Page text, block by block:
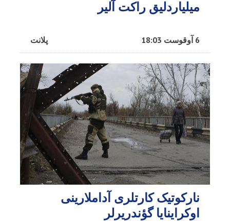
میلیاردلیق راکت آلیر
پلانت 6 آوقوست 18:03
نارکوتیک کارتلری آداملارینی
اوکراینایا گؤندریرلر